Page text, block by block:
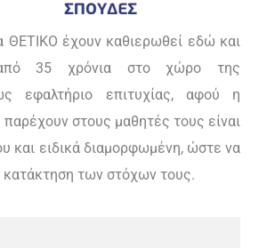
ΘΕΤΙΚΟ έχουν καθιερωθεί εδώ και
από 35 χρόνια στο χώρο της
εφαλτήριο επιτυχίας, αφού η
στους μαθητές τους είναι
και ειδικά διαμορφωμένη, ώστε να
κατάκτηση των στόχων τους.